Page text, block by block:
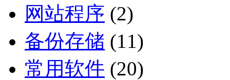
网站程序 (2)
备份存储 (11)
常用软件 (20)